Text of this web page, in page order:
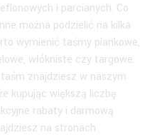
i parcianych. Co
można podzielić na kilka
wymienić taśmy piankowe,
włókniste czy targowe.
znajdziesz w naszym
kupując większą liczbę
rabaty i darmową
na stronach